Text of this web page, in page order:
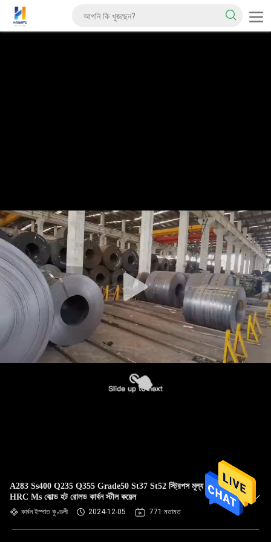
A283 Ss400 Q235 Q355 Grade50 St37 St52 স্ট্রিপস মূল্য CRC
HRC Ms কোল্ড হট রোলড কার্বন স্টীল কয়েল
কার্বন ইস্পাত কুণ্ডলী 2024-12-05 771 মতামত